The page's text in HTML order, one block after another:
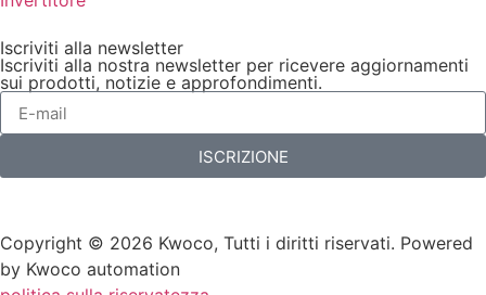
Iscriviti alla newsletter
Iscriviti alla nostra newsletter per ricevere aggiornamenti
sui prodotti, notizie e approfondimenti.
ISCRIZIONE
Copyright © 2026 Kwoco, Tutti i diritti riservati. Powered
by Kwoco automation